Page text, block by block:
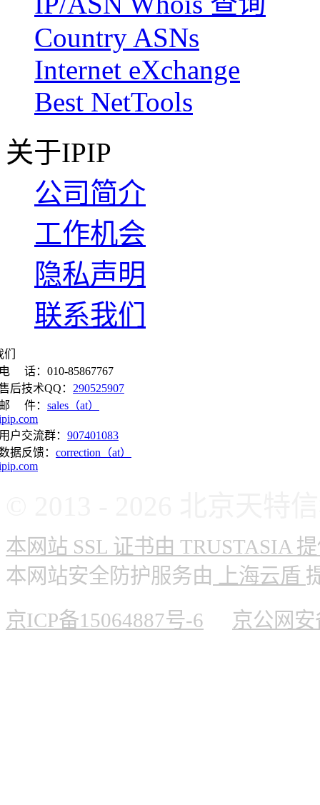
Country ASNs
Internet eXchange
Best NetTools
关于IPIP
公司简介
工作机会
隐私声明
联系我们
话：010-85867767
后技术QQ： 290525907
件： sales（at）
户交流群： 907401083
据反馈： correction（at）
本网站 SSL 证书由 TRUSTASIA
本网站安全防护服务由 上海云盾
京ICP备15064887号-6
京公网安